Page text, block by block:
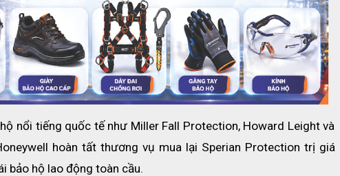
Lớp phủ chống sương mù có tuổi thọ là vĩnh viễn và không bị
rửa sạch. Các tấm polycarbonate được phủ bằng cách sử
dụng kỹ thuật nhúng dòng chảy, do đó hình thành một liên kết
cố định.
Thiết kế thích hợp với nhiều khuôn mặt
nổi tiếng quốc tế như Miller Fall Protection, Howard Leight và
hoàn tất thương vụ mua lại Sperian Protection trị giá
bảo hộ lao động toàn cầu.